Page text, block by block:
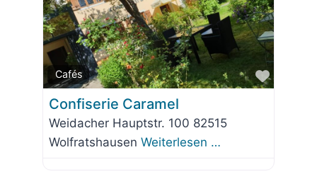
Cafés
Favorit
Confiserie Caramel
Weidacher Hauptstr. 100 82515
Wolfratshausen Weiterlesen …